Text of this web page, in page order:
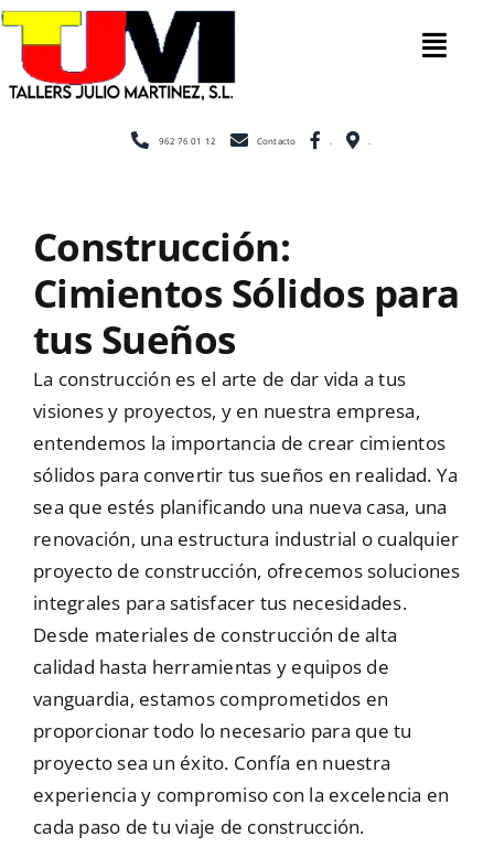
Saltar
contenido
Inicio
Escaleras
Mallas
Noticias
Contacto
962 76 01 12 Contacto
Construcción:
Cimientos Sólidos para
tus Sueños
La construcción es el arte de dar vida a tus
visiones y proyectos, y en nuestra empresa,
entendemos la importancia de crear cimientos
sólidos para convertir tus sueños en realidad. Ya
sea que estés planificando una nueva casa, una
renovación, una estructura industrial o cualquier
proyecto de construcción, ofrecemos soluciones
integrales para satisfacer tus necesidades.
Desde materiales de construcción de alta
calidad hasta herramientas y equipos de
vanguardia, estamos comprometidos en
proporcionar todo lo necesario para que tu
proyecto sea un éxito. Confía en nuestra
experiencia y compromiso con la excelencia en
cada paso de tu viaje de construcción.